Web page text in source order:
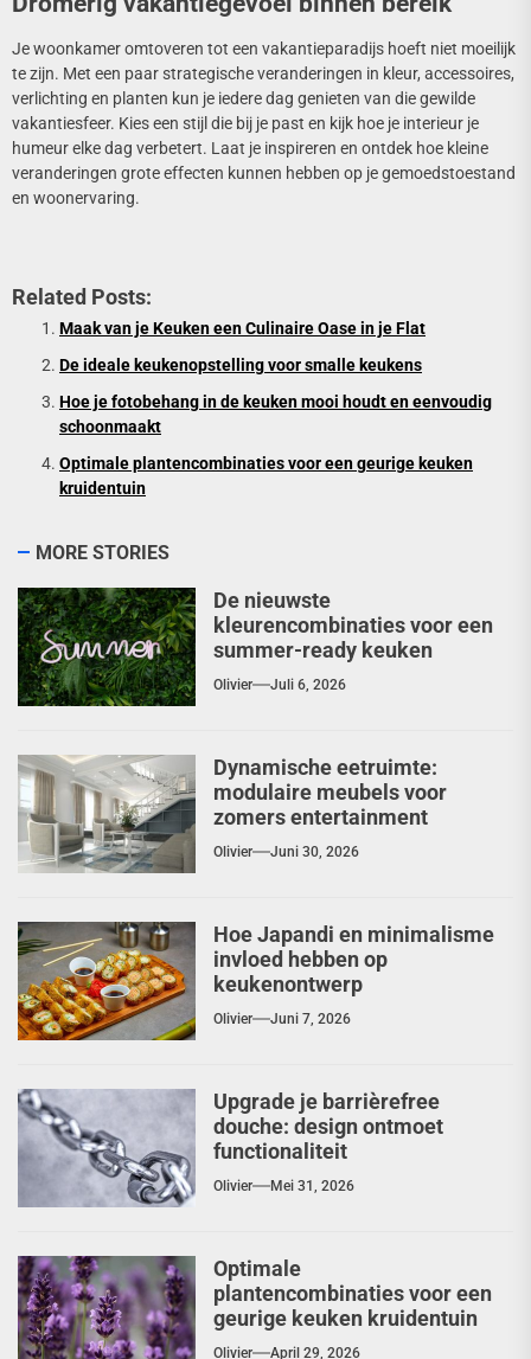
Je woonkamer omtoveren tot een vakantieparadijs hoeft niet moeilijk
te zijn. Met een paar strategische veranderingen in kleur, accessoires,
verlichting en planten kun je iedere dag genieten van die gewilde
vakantiesfeer. Kies een stijl die bij je past en kijk hoe je interieur je
humeur elke dag verbetert. Laat je inspireren en ontdek hoe kleine
veranderingen grote effecten kunnen hebben op je gemoedstoestand
en woonervaring.
Related Posts:
Maak van je Keuken een Culinaire Oase in je Flat
De ideale keukenopstelling voor smalle keukens
Hoe je fotobehang in de keuken mooi houdt en eenvoudig
schoonmaakt
Optimale plantencombinaties voor een geurige keuken
kruidentuin
MORE STORIES
De nieuwste
kleurencombinaties voor een
summer-ready keuken
Olivier Juli 6, 2026
Dynamische eetruimte:
modulaire meubels voor
zomers entertainment
Olivier Juni 30, 2026
Hoe Japandi en minimalisme
invloed hebben op
keukenontwerp
Olivier Juni 7, 2026
Upgrade je barrièrefree
douche: design ontmoet
functionaliteit
Olivier Mei 31, 2026
Optimale
plantencombinaties voor een
geurige keuken kruidentuin
Olivier April 29, 2026